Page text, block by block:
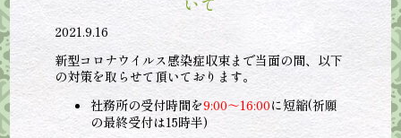
2021.9.16
新型コロナウイルス感染症収束まで当面の間、以下
の対策を取らせて頂いております。
社務所の受付時間を9:00～16:00に短縮(祈願
の最終受付は15時半)